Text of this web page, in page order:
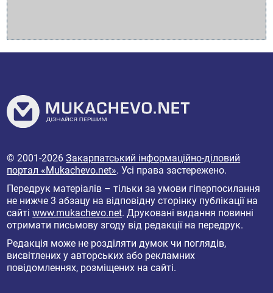
© 2001-2026Закарпатський інформаційно-діловий
портал «Mukachevo.net». Усі права застережено.
Передрук матеріалів – тільки за умови гіперпосилання
не нижче 3 абзацу на відповідну сторінку публікації на
сайтіwww.mukachevo.net. Друковані видання повинні
отримати письмову згоду від редакції на передрук.
Редакція може не розділяти думок чи поглядів,
висвітлених у авторських або рекламних
повідомленнях, розміщених на сайті.